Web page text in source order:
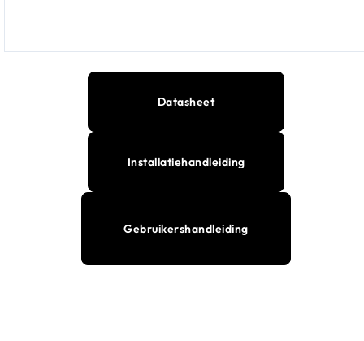
Datasheet
Installatiehandleiding
Gebruikershandleiding